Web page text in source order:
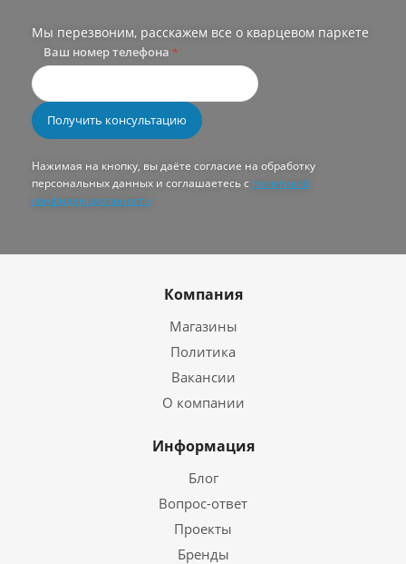
Мы перезвоним, расскажем все о кварцевом паркете
Ваш номер телефона *
Нажимая на кнопку, вы даёте согласие на обработку
персональных данных и соглашаетесь с политикой
конфиденциальности
Компания
Магазины
Политика
Вакансии
О компании
Информация
Блог
Вопрос-ответ
Проекты
Бренды